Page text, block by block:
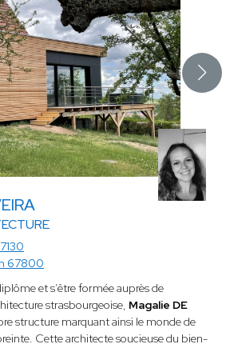
67800
et s’être formée auprès de
strasbourgeoise, Magalie DE
structure marquant ainsi le monde de
Cette architecte soucieuse du bien-